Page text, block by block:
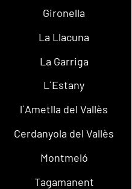
Gironella
La Llacuna
La Garriga
L´Estany
l´Ametlla del Vallès
Cerdanyola del Vallès
Montmeló
Tagamanent